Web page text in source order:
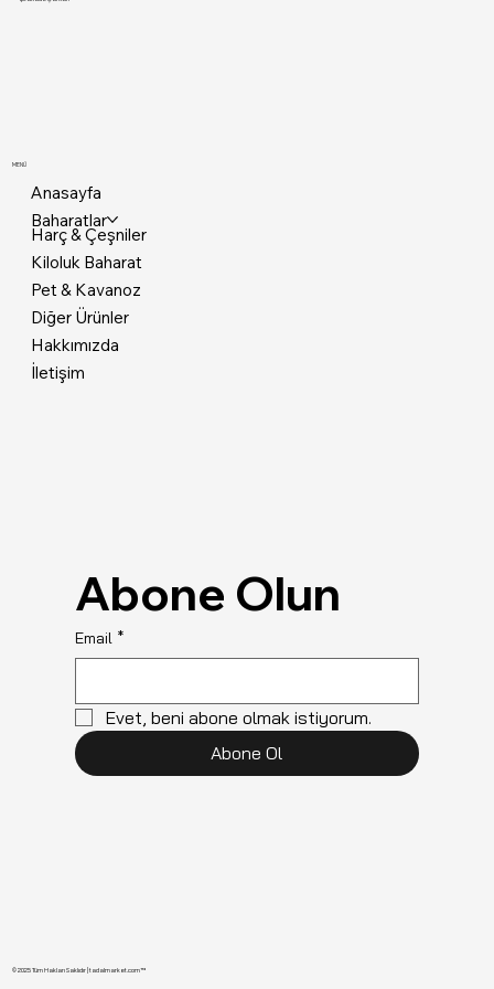
MENÜ
Anasayfa
Baharatlar
Harç & Çeşniler
Kiloluk Baharat
Pet & Kavanoz
Diğer Ürünler
Hakkımızda
İletişim
Abone Olun
Email *
Evet, beni abone olmak istiyorum.
Abone Ol
© 2025 Tüm Hakları Saklıdır | tadalmarket.com™